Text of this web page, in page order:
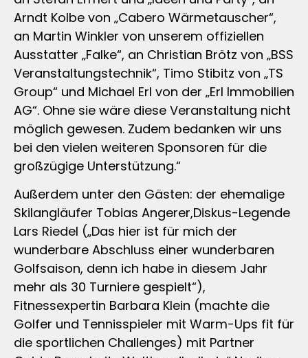
Arndt Kolbe von „Cabero Wärmetauscher“,
an Martin Winkler von unserem offiziellen
Ausstatter „Falke“, an Christian Brötz von „BSS
Veranstaltungstechnik“, Timo Stibitz von „TS
Group“ und Michael Erl von der „Erl Immobilien
AG“. Ohne sie wäre diese Veranstaltung nicht
möglich gewesen. Zudem bedanken wir uns
bei den vielen weiteren Sponsoren für die
großzügige Unterstützung.“
Außerdem unter den Gästen: der ehemalige
Skilangläufer Tobias Angerer,Diskus-Legende
Lars Riedel („Das hier ist für mich der
wunderbare Abschluss einer wunderbaren
Golfsaison, denn ich habe in diesem Jahr
mehr als 30 Turniere gespielt“),
Fitnessexpertin Barbara Klein (machte die
Golfer und Tennisspieler mit Warm-Ups fit für
die sportlichen Challenges) mit Partner